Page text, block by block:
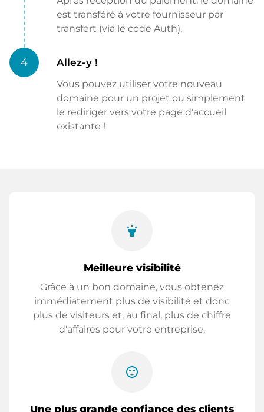
est transféré à votre fournisseur par
transfert (via le code Auth).
4 Allez-y !
Vous pouvez utiliser votre nouveau
domaine pour un projet ou simplement
le rediriger vers votre page d'accueil
existante !
highlight
Meilleure visibilité
Grâce à un bon domaine, vous obtenez
immédiatement plus de visibilité et donc
plus de visiteurs et, au final, plus de chiffre
d'affaires pour votre entreprise.
sentiment_satisfied
Une plus grande confiance des clients